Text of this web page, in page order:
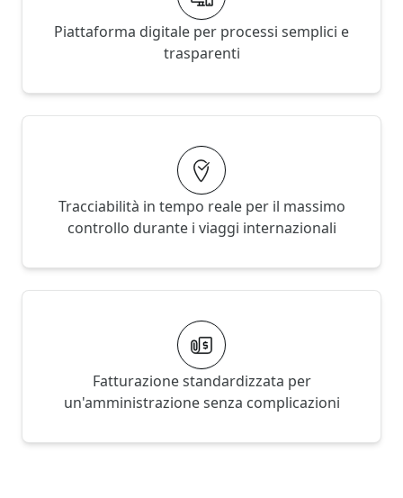
Piattaforma digitale per processi semplici e
trasparenti
Tracciabilità in tempo reale per il massimo
controllo durante i viaggi internazionali
Fatturazione standardizzata per
un'amministrazione senza complicazioni